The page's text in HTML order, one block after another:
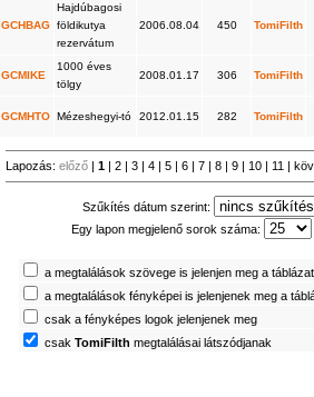
GCHBAG
Hajdúbagosi
földikutya
rezervátum
2006.08.04 450 TomiFilth
GCMIKE
1000 éves
tölgy
2008.01.17 306 TomiFilth
GCMHTO Mézeshegyi-tó 2012.01.15 282 TomiFilth
Lapozás:előző |1 2 3 4 5 6 7 8 9 10 11
Szűkítés dátum szerint:
Egy lapon megjelenő sorok száma:
a megtalálások szövege is jelenjen meg a
a megtalálások fényképei is jelenjenek meg a
csak a fényképes logok jelenjenek meg
csakTomiFilth megtalálásai látszódjanak